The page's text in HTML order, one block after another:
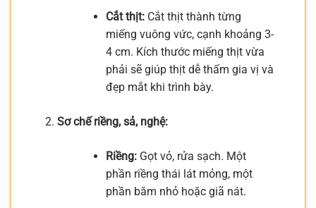
Cắt thịt:Cắt thịt thành từng
miếng vuông vức, cạnh khoảng 3-
4 cm. Kích thước miếng thịt vừa
phải sẽ giúp thịt dễ thấm gia vị và
đẹp mắt khi trình bày.
Sơ chế riềng, sả, nghệ:
Riềng:Gọt vỏ, rửa sạch. Một
phần riềng thái lát mỏng, một
phần băm nhỏ hoặc giã nát.